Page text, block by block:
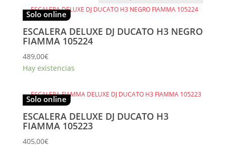
Solo online
ESCALERA DELUXE DJ DUCATO H3 NEGRO
FIAMMA 105224
489,00€
Hay existencias
Solo online
ESCALERA DELUXE DJ DUCATO H3
FIAMMA 105223
405,00€